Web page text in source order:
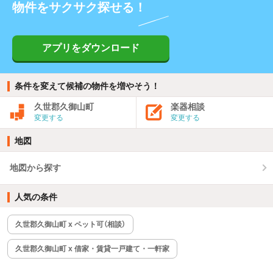
物件をサクサク探せる！
アプリをダウンロード
条件を変えて候補の物件を増やそう！
久世郡久御山町
変更する
楽器相談
変更する
地図
地図から探す
人気の条件
久世郡久御山町 x ペット可（相談）
久世郡久御山町 x 借家・賃貸一戸建て・一軒家